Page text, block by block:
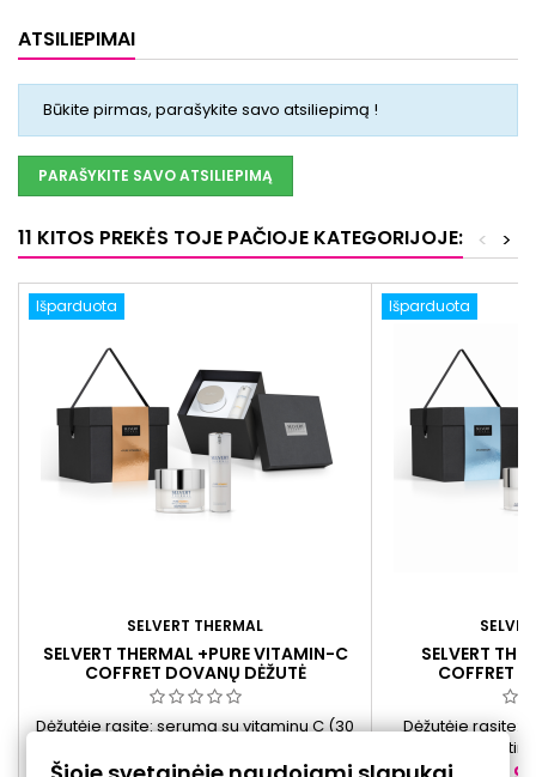
ATSILIEPIMAI
Būkite pirmas, parašykite savo atsiliepimą !
PARAŠYKITE SAVO ATSILIEPIMĄ
11 KITOS PREKĖS TOJE PAČIOJE KATEGORIJOJE: >
<
Išparduota
SELVERT THERMAL
SELVERT THERMAL +PURE VITAMIN-C
COFFRET DOVANŲ DĖŽUTĖ
Dėžutėje rasite: serumą su vitaminu C (30
kasdienei odos priežiūrai.
Išparduota
SELVERT
COFFRET
Dėžutėje rasite:
hialurono
bei kapsules